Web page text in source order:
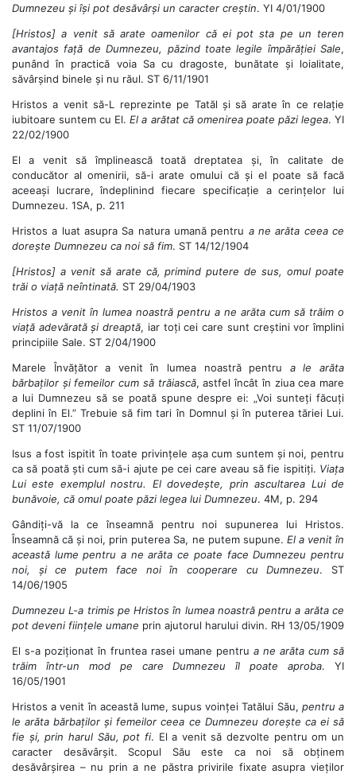
Dumnezeu și își pot desăvârși un caracter creștin. YI 4/01/1900
[Hristos] a venit să arate oamenilor că ei pot sta pe un teren
avantajos față de Dumnezeu, păzind toate legile împărăției Sale,
punând în practică voia Sa cu dragoste, bunătate și loialitate,
săvârșind binele și nu răul. ST 6/11/1901
Hristos a venit să-L reprezinte pe Tatăl și să arate în ce relație
iubitoare suntem cu El.El a arătat că omenirea poate păzi legea. YI
22/02/1900
El a venit să împlinească toată dreptatea și, în calitate de
conducător al omenirii, să-i arate omului că și el poate să facă
aceeași lucrare, îndeplinind fiecare specificație a cerințelor lui
Dumnezeu. 1SA, p. 211
Hristos a luat asupra Sa natura umană pentru a ne arăta ceea ce
dorește Dumnezeu ca noi să fim. ST 14/12/1904
[Hristos] a venit să arate că, primind putere de sus, omul poate
trăi o viață neîntinată. ST 29/04/1903
Hristos a venit în lumea noastră pentru a ne arăta cum să trăim o
viață adevărată și dreaptă, iar toți cei care sunt creștini vor împlini
principiile Sale. ST 2/04/1900
Marele Învățător a venit în lumea noastră pentru a le arăta
bărbaților și femeilor cum să trăiască, astfel încât în ziua cea mare
a lui Dumnezeu să se poată spune despre ei: „Voi sunteți făcuți
deplini în El.” Trebuie să fim tari în Domnul și în puterea tăriei Lui.
ST 11/07/1900
Isus a fost ispitit în toate privințele așa cum suntem și noi, pentru
ca să poată ști cum să-i ajute pe cei care aveau să fie ispitiți. Viața
Lui este exemplul nostru. El dovedește, prin ascultarea Lui de
bunăvoie, că omul poate păzi legea lui Dumnezeu. 4M, p. 294
Gândiți-vă la ce înseamnă pentru noi supunerea lui Hristos.
Înseamnă că și noi, prin puterea Sa, ne putem supune. El a venit în
această lume pentru a ne arăta ce poate face Dumnezeu pentru
noi, și ce putem face noi în cooperare cu Dumnezeu. ST
14/06/1905
Dumnezeu L-a trimis pe Hristos în lumea noastră pentru a arăta ce
pot deveni ființele umane prin ajutorul harului divin. RH 13/05/1909
El s-a poziționat în fruntea rasei umane pentru a ne arăta cum să
trăim într-un mod pe care Dumnezeu îl poate aproba. YI
16/05/1901
Hristos a venit în această lume, supus voinței Tatălui Său, pentru a
le arăta bărbaților și femeilor ceea ce Dumnezeu dorește ca ei să
fie și, prin harul Său, pot fi. El a venit să dezvolte pentru om un
caracter desăvârșit. Scopul Său este ca noi să obținem
desăvârșirea – nu prin a ne păstra privirile fixate asupra vieților